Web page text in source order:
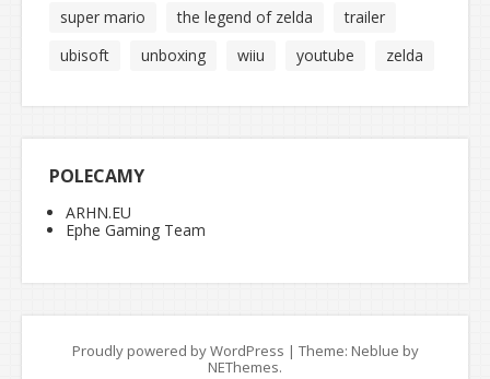
super mario
the legend of zelda
trailer
ubisoft
unboxing wiiu youtube zelda
POLECAMY
ARHN.EU
Ephe Gaming Team
Proudly powered by WordPress | Theme: Neblue by
NEThemes.